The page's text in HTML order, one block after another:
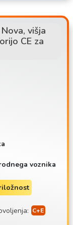
Nova, višja
CE za
voznika